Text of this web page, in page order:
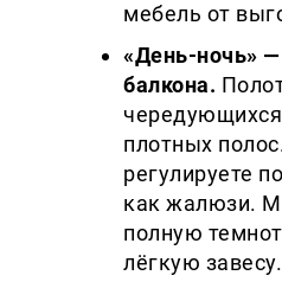
мебель от
«День-ночь»
балкона.
плотных
регулируете
как жалюзи.
полную
лёгкую завесу.